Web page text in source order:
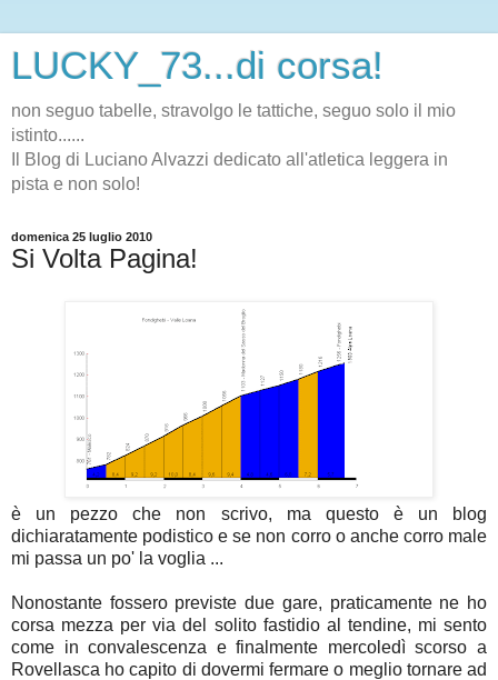
LUCKY_73...di corsa!
non seguo tabelle, stravolgo le tattiche, seguo solo il mio
istinto......
Il Blog di Luciano Alvazzi dedicato all'atletica leggera in
pista e non solo!
domenica 25 luglio 2010
Si Volta Pagina!
è un pezzo che non scrivo, ma questo è un blog
dichiaratamente podistico e se non corro o anche corro male
mi passa un po' la voglia ...
Nonostante fossero previste due gare, praticamente ne ho
corsa mezza per via del solito fastidio al tendine, mi sento
come in convalescenza e finalmente mercoledì scorso a
Rovellasca ho capito di dovermi fermare o meglio tornare ad